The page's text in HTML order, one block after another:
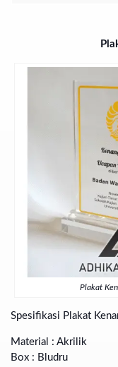
Plakat
Spesifikasi Plakat
Material : Akrilik
Box : Bludru